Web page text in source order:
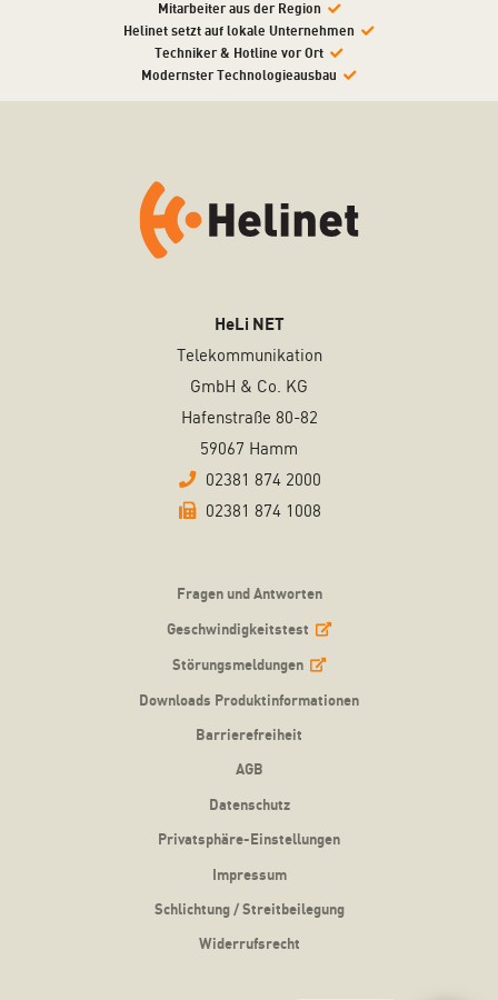
Mitarbeiter aus der Region
Helinet setzt auf lokale Unternehmen
Techniker & Hotline vor Ort
Modernster Technologieausbau
HeLi NET
Telekommunikation
GmbH & Co. KG
Hafenstraße 80-82
59067 Hamm
02381 874 2000
02381 874 1008
Fragen und Antworten
Geschwindigkeitstest
Störungsmeldungen
Downloads Produktinformationen
Barrierefreiheit
AGB
Datenschutz
Privatsphäre-Einstellungen
Impressum
Schlichtung / Streitbeilegung
Widerrufsrecht